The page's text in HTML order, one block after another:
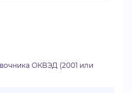
ОКВЭД (2001 или